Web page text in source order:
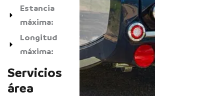
Estancia
máxima:
Longitud
máxima:
Servicios
área